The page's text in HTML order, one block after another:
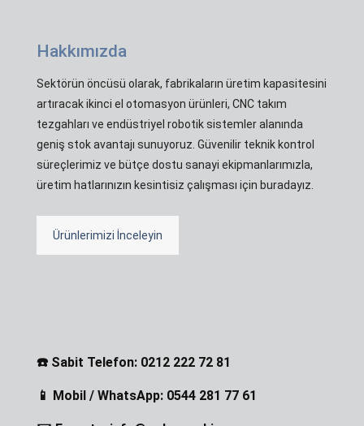
Hakkımızda
Sektörün öncüsü olarak, fabrikaların üretim kapasitesini
artıracak ikinci el otomasyon ürünleri, CNC takım
tezgahları ve endüstriyel robotik sistemler alanında
geniş stok avantajı sunuyoruz. Güvenilir teknik kontrol
süreçlerimiz ve bütçe dostu sanayi ekipmanlarımızla,
üretim hatlarınızın kesintisiz çalışması için buradayız.
Ürünlerimizi İnceleyin
☎️ Sabit Telefon: 0212 222 72 81
📱 Mobil / WhatsApp: 0544 281 77 61